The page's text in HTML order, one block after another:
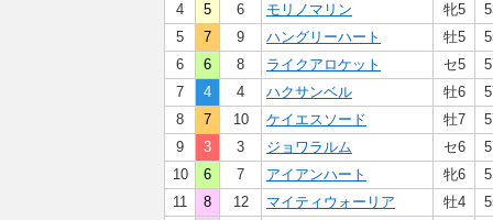
4
5 6 モリノマリン 牝5
5
7 9 ハングリーハート 牡5
6
6 8 ライクアロケット セ5
7
4 4 ハクサンベル 牡6
8
7 10 ケイエスソード 牡7
9
3 3 ジョワラルム セ6
10
6 7 アイアンハート 牝6
11
8 12 マイティウォーリア 牡4